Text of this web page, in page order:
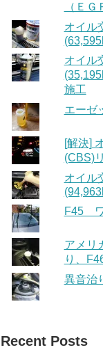
（ＥＧ
オイル
オイル
施工
エーゼ
[解決]
(CBS)
オイル
F45
アメリ
り、
異音治
Recent Posts